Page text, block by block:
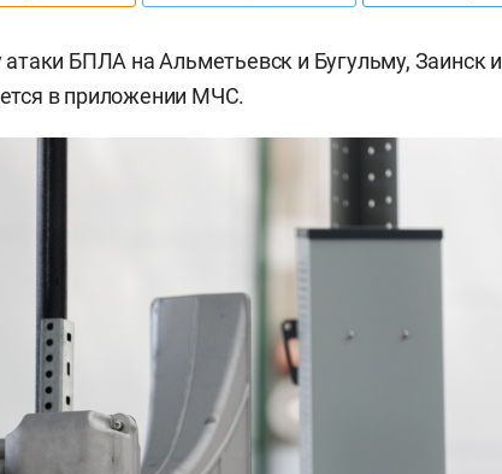
атаки БПЛА на Альметьевск и Бугульму, Заинск и
в приложении МЧС.